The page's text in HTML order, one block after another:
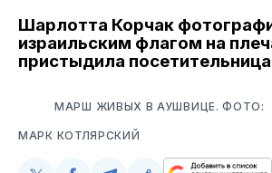
Шарлотта Корчак
израильским флагом на
пристыдила
МАРШ ЖИВЫХ В АУШВИЦЕ. ФОТО:
МАРК КОТЛЯРСКИЙ